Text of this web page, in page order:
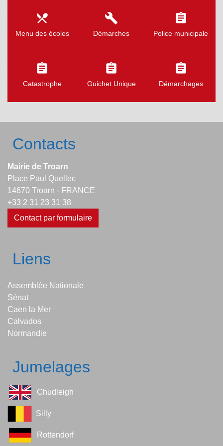
local_dining
Menu des écoles
build
Démarches
assignment
Police municipale
assignment
Catastrophe
assignment
Guichet Unique
assignment
Démarchages
Contacts
Mairie de Troarn
Place Paul Quellec
14670 Troarn - FRANCE
+33 2 31 23 31 38
Contact par formulaire
Liens
Assemblée Nationale
Sénat
Caen la Mer
Calvados
Normandie
Jumelages
Chudleigh
Silly
Rottendorf